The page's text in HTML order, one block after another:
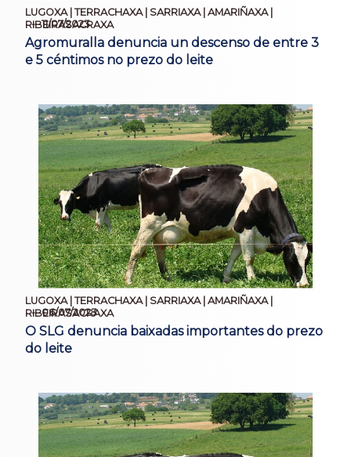
LUGOXA | TERRACHAXA | SARRIAXA | AMARIÑAXA |
RIBEIRASACRAXA
11/07/2023
Agromuralla denuncia un descenso de entre 3
e 5 céntimos no prezo do leite
LUGOXA | TERRACHAXA | SARRIAXA | AMARIÑAXA |
RIBEIRASACRAXA
06/07/2023
O SLG denuncia baixadas importantes do prezo
do leite